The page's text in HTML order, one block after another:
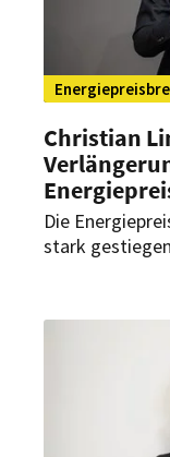
Christian
Die
stark
auslaufen.